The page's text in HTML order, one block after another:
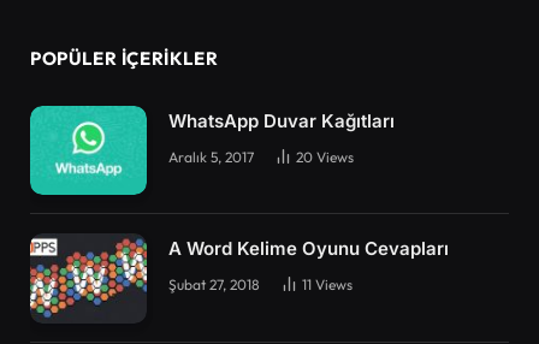
POPÜLER İÇERIKLER
WhatsApp Duvar Kağıtları
Aralık 5, 2017 20 Views
A Word Kelime Oyunu Cevapları
Şubat 27, 2018 11 Views